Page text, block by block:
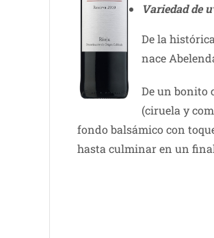
Variedad de
De la
nace
De un bonito
(ciruela y
fondo balsámico con
hasta culminar en un